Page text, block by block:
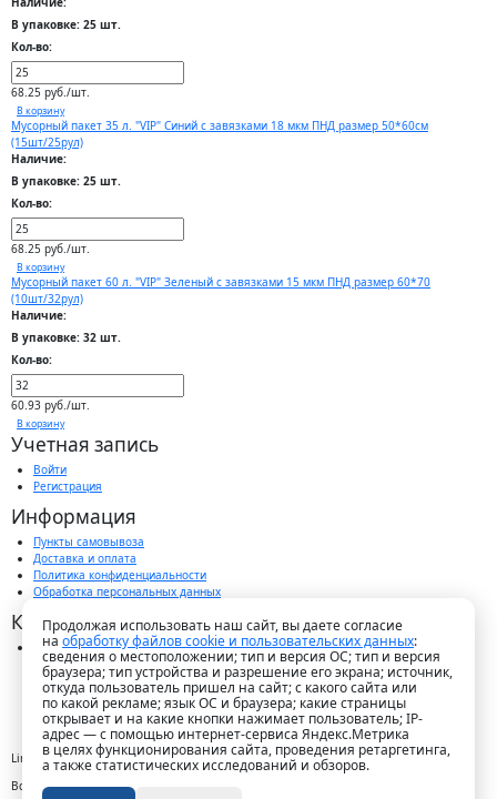
В упаковке: 25 шт.
Кол-во:
68.25 руб./шт.
В корзину
Мусорный пакет 35 л. "VIP" Синий с завязками 18 мкм ПНД размер 50*60см
(15шт/25рул)
Наличие:
В упаковке: 25 шт.
Кол-во:
68.25 руб./шт.
В корзину
Мусорный пакет 60 л. "VIP" Зеленый с завязками 15 мкм ПНД размер 60*70
(10шт/32рул)
Наличие:
В упаковке: 32 шт.
Кол-во:
60.93 руб./шт.
В корзину
Учетная запись
Войти
Регистрация
Информация
Пункты самовывоза
Доставка и оплата
Политика конфиденциальности
Обработка персональных данных
Контакты
г. Краснодар, пос. Победитель, ул. Быстрая, 11/1а
8-989-265-35-35 (звонок бесплатный)
Пн-Пт 9.00 — 18.00
office@lirapack.com
Посмотреть на карте
Lirapack ©2026 Все права защищены.
Все торговые марки принадлежат их владельцам
Продолжая использовать наш сайт, вы даете согласие
на обработку файлов cookie и пользовательских данных:
сведения о местоположении; тип и версия ОС; тип и версия
браузера; тип устройства и разрешение его экрана; источник,
откуда пользователь пришел на сайт; с какого сайта или
по какой рекламе; язык ОС и браузера; какие страницы
открывает и на какие кнопки нажимает пользователь; IP-
адрес — с помощью интернет-сервиса Яндекс.Метрика
в целях функционирования сайта, проведения ретаргетинга,
а также статистических исследований и обзоров.